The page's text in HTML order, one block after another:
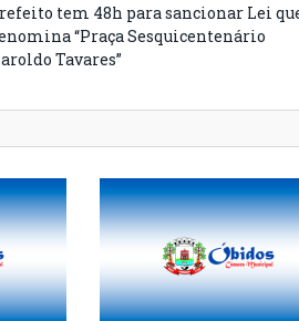
tem 48h para sancionar Lei
“Praça Sesquicentenário
Tavares”